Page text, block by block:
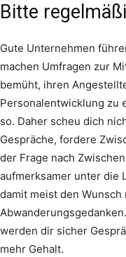
Bitte
Gute Unternehmen
machen Umfragen zur
bemüht, ihren
Personalentwicklung zu
so. Daher scheu dich
Gespräche, fordere
der Frage nach
aufmerksamer unter die
damit meist den Wunsch
werden dir sicher
mehr Gehalt.